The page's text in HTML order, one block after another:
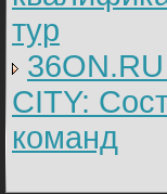
тур
CITY:
команд